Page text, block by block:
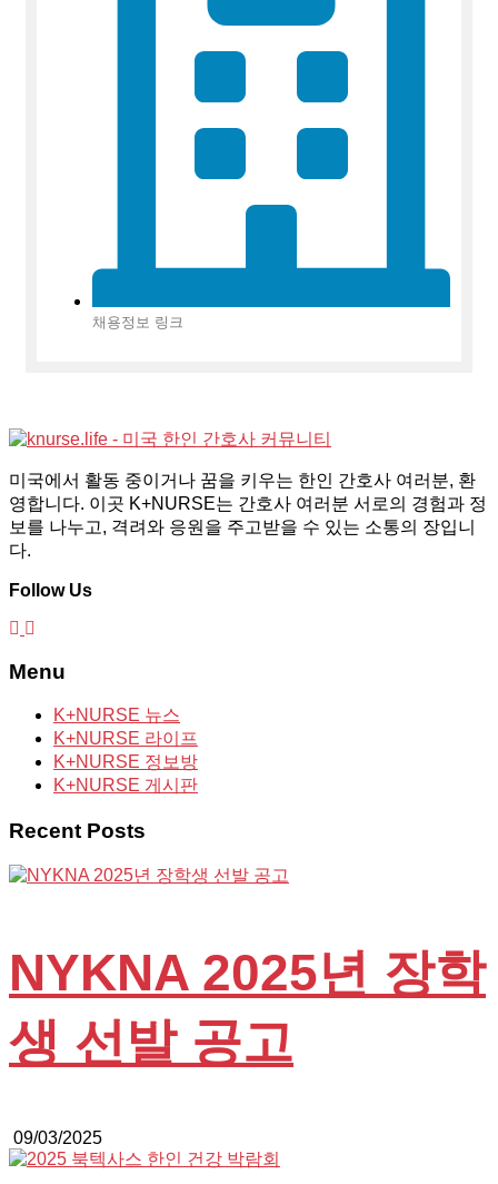
채용정보 링크
미국에서 활동 중이거나 꿈을 키우는 한인 간호사 여러분, 환
영합니다. 이곳 K+NURSE는 간호사 여러분 서로의 경험과 정
보를 나누고, 격려와 응원을 주고받을 수 있는 소통의 장입니
다.
Follow Us
Menu
K+NURSE 뉴스
K+NURSE 라이프
K+NURSE 정보방
K+NURSE 게시판
Recent Posts
NYKNA 2025년 장학
생 선발 공고
09/03/2025